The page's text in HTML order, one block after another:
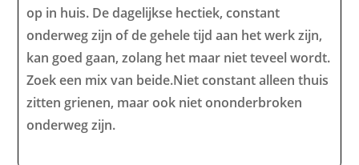
op in huis. De dagelijkse hectiek, constant
onderweg zijn of de gehele tijd aan het werk zijn,
kan goed gaan, zolang het maar niet teveel wordt.
Zoek een mix van beide.Niet constant alleen thuis
zitten grienen, maar ook niet ononderbroken
onderweg zijn.